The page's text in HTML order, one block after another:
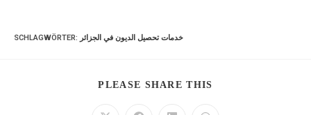
SCHLAGWÖRTER: خدمات تحصيل الديون في الجزائر
PLEASE SHARE THIS